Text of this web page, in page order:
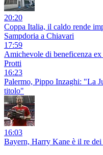
20:20
Coppa Italia, il caldo rende
Sampdoria a Chiavari
17:59
Amichevole di beneficenza
Protti
16:23
Palermo, Pippo Inzaghi: "La
titolo"
16:03
Bayern, Harry Kane è il re